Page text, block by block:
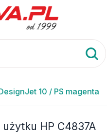
10 / PS magenta
HP C4837A